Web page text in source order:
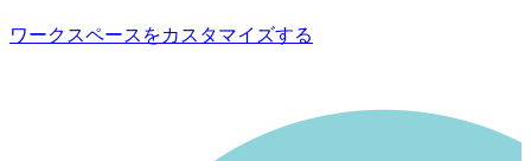
ワークスペースをカスタマイズする